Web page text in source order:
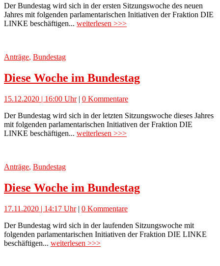
Der Bundestag wird sich in der ersten Sitzungswoche des neuen
Jahres mit folgenden parlamentarischen Initiativen der Fraktion DIE
LINKE beschäftigen... weiterlesen >>>
Anträge, Bundestag
Diese Woche im Bundestag
15.12.2020 | 16:00 Uhr| 0 Kommentare
Der Bundestag wird sich in der letzten Sitzungswoche dieses Jahres
mit folgenden parlamentarischen Initiativen der Fraktion DIE
LINKE beschäftigen... weiterlesen >>>
Anträge, Bundestag
Diese Woche im Bundestag
17.11.2020 | 14:17 Uhr| 0 Kommentare
Der Bundestag wird sich in der laufenden Sitzungswoche mit
folgenden parlamentarischen Initiativen der Fraktion DIE LINKE
beschäftigen... weiterlesen >>>